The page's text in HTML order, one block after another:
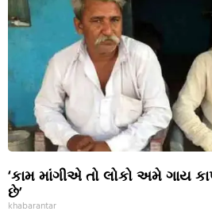
‘કામ માંગીએ તો લોકો અમે ગાય
છે’
khabarantar